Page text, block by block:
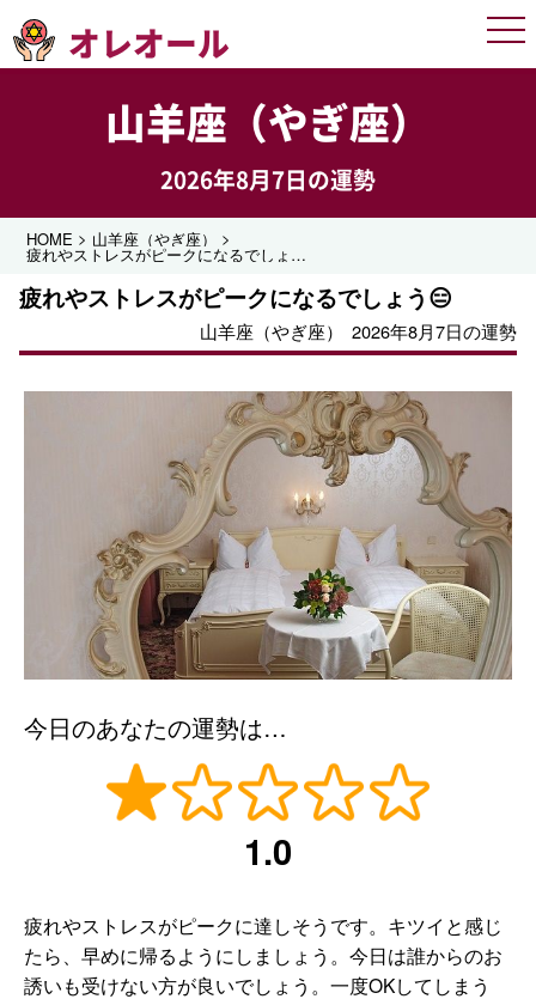
オレオール
山羊座（やぎ座）
2026年8月7日の運勢
HOME > 山羊座（やぎ座） >
疲れやストレスがピークになるでしょう😑
疲れやストレスがピークになるでしょう😑
山羊座（やぎ座） 2026年8月7日の運勢
今日のあなたの運勢は…
1.0
疲れやストレスがピークに達しそうです。キツイと感じ
たら、早めに帰るようにしましょう。今日は誰からのお
誘いも受けない方が良いでしょう。一度OKしてしまう